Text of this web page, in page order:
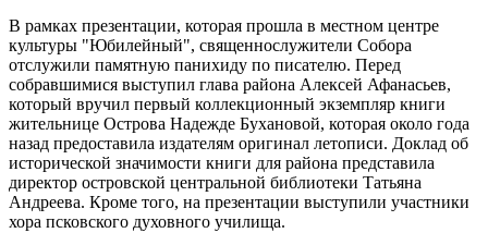
В рамках презентации, которая прошла в местном центре
культуры "Юбилейный", священнослужители Собора
отслужили памятную панихиду по писателю. Перед
собравшимися выступил глава района Алексей Афанасьев,
который вручил первый коллекционный экземпляр книги
жительнице Острова Надежде Бухановой, которая около года
назад предоставила издателям оригинал летописи. Доклад об
исторической значимости книги для района представила
директор островской центральной библиотеки Татьяна
Андреева. Кроме того, на презентации выступили участники
хора псковского духовного училища.